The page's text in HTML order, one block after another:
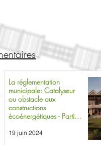
La réglementation
municipale: Catalyseur
ou obstacle aux
constructions
écoénergétiques - Partie
19 juin 2024